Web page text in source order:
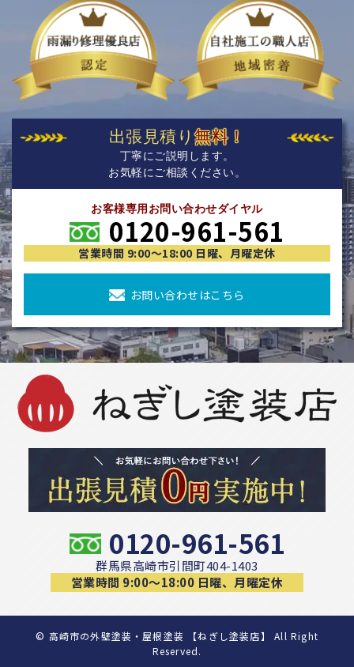
出張見積り無料！
丁寧にご説明します。
お気軽にご相談ください。
お客様専用お問い合わせダイヤル
0120-961-561
営業時間 9:00〜18:00 日曜、月曜定休
お問い合わせはこちら
0120-961-561
群馬県高崎市引間町404-1403
営業時間 9:00〜18:00 日曜、月曜定休
© 高崎市の外壁塗装・屋根塗装 【ねぎし塗装店】 All Right
Reserved.